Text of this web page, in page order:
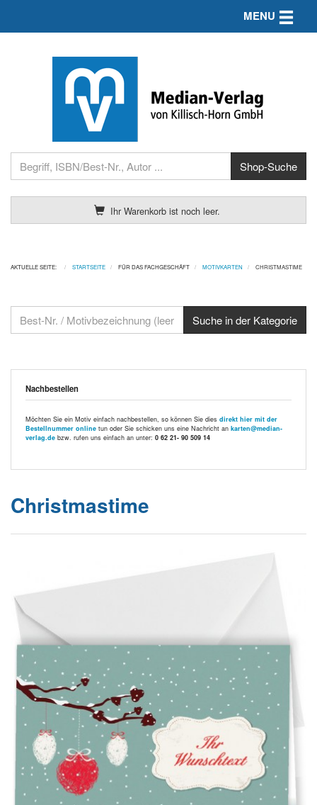
Ihr Warenkorb ist noch leer.
MENU Toggle
AKTUELLE SEITE: STARTSEITE FÜR DAS FACHGESCHÄFT MOTIVKARTEN CHRISTMASTIME
Nachbestellen
Möchten Sie ein Motiv einfach nachbestellen, so können Sie dies direkt hier mit der
Bestellnummer online tun oder Sie schicken uns eine Nachricht an karten@median-
verlag.de bzw. rufen uns einfach an unter: 0 62 21- 90 509 14
Christmastime